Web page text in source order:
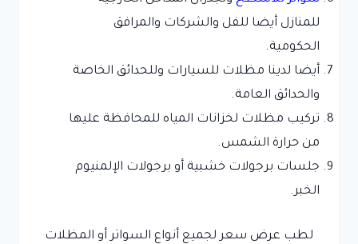
للمنازل أيضا للفل والشركات والمرافق
الحكومية.
أيضا لدينا مظلات للسيارات وللحدائق الخاصة
والحدائق العامة.
تركيب مظلات لخزانات المياه للمحافظة عليها
من حرارة الشمس.
جلسات برجولات خشبية أو برجولات الإلمنيوم
الخبر.
لطب عرض سعر لجميع أنواع السواتر أو المظلات